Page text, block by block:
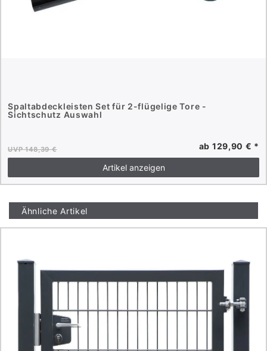
Spaltabdeckleisten Set für 2-flügelige Tore -
Sichtschutz Auswahl
UVP 148,39 € ab 129,90 € *
Artikel anzeigen
Ähnliche Artikel